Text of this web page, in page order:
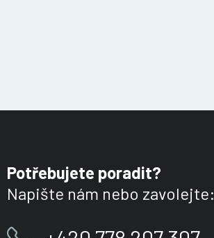
Potřebujete poradit?
Napište nám nebo zavolejte: